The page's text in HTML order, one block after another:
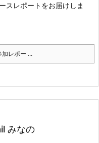
スレポートをお届けしま
加レポー ...
みなの